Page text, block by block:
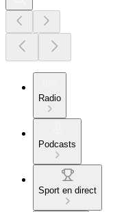
Radio
Podcasts
Sport en direct